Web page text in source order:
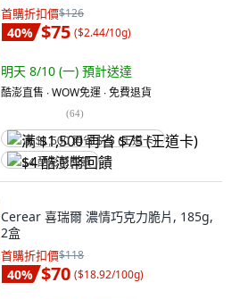
首購折扣價$126
40% $75 ($2.44/10g)
明天 8/10 (一) 預計送達
酷澎直售 ∙ WOW免運 ∙ 免費退貨
(64)
满 $1,500 再省 $75 (王道卡)
$4 酷澎幣回饋
Cerear 喜瑞爾 濃情巧克力脆片, 185g,
2盒
首購折扣價$118
40% $70 ($18.92/100g)